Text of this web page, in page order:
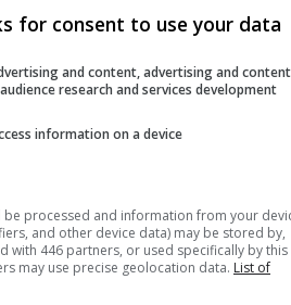
console será lançado
for consent to use your data
and content, advertising and content
research and services development
information on a device
processed and information from your
and other device data) may be stored by,
with 446 partners, or used specifically by this
may use precise geolocation data. List of